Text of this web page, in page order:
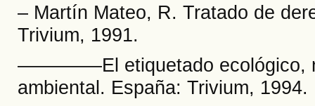
– Martín Mateo, R. Tratado de
Trivium, 1991.
––––––––El etiquetado
ambiental. España: Trivium, 1994.